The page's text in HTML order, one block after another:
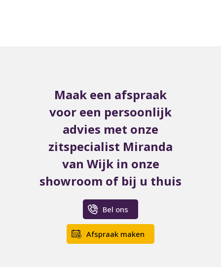
Maak een afspraak
voor een persoonlijk
advies met onze
zitspecialist Miranda
van Wijk in onze
showroom of bij u thuis
Bel ons
Afspraak maken